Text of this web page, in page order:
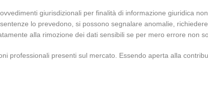
giurisdizionali per finalità di informazione giuridica
lo prevedono, si possono segnalare anomalie,
alla rimozione dei dati sensibili se per mero errore non
professionali presenti sul mercato. Essendo aperta alla